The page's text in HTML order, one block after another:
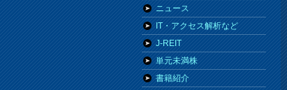
ニュース
IT・アクセス解析など
J-REIT
単元未満株
書籍紹介